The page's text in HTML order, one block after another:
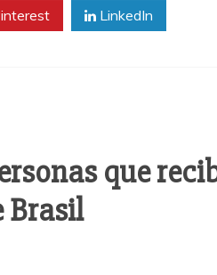
LinkedIn
que
Brasil